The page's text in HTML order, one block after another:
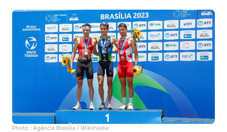
Photo : Agência Brasília / Wikimedia